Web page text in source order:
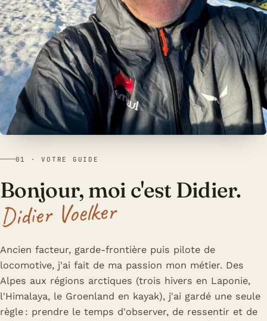
01 · VOTRE GUIDE
Bonjour, moi c'est Didier.
Voelker
Ancien facteur, garde-frontière puis pilote de
locomotive, j'ai fait de ma passion mon métier. Des
Alpes aux régions arctiques (trois hivers en Laponie,
l'Himalaya, le Groenland en kayak), j'ai gardé une seule
règle : prendre le temps d'observer, de ressentir et de